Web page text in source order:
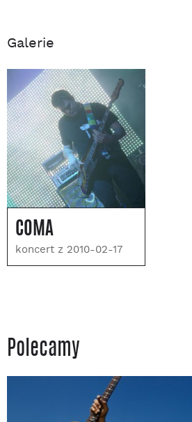
Galerie
COMA
koncert z 2010-02-17
Polecamy